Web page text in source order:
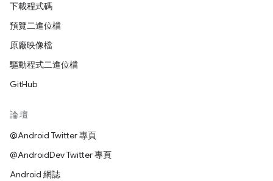
下載程式碼
預覽二進位檔
原廠映像檔
驅動程式二進位檔
GitHub
論壇
@Android Twitter 專頁
@AndroidDev Twitter 專頁
Android 網誌